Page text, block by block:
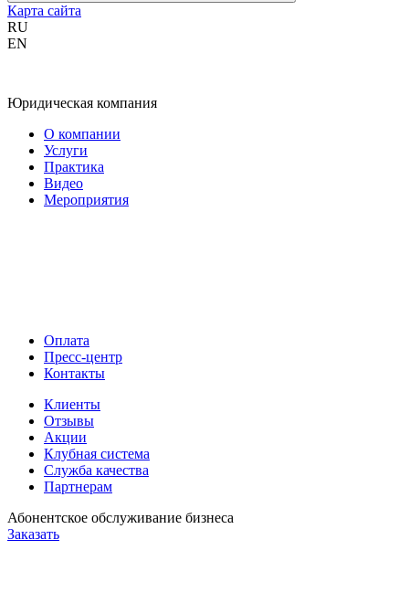
Карта сайта
RU
EN
Юридическая компания
О компании
Услуги
Практика
Видео
Мероприятия
Оплата
Пресс-центр
Контакты
Клиенты
Отзывы
Акции
Клубная система
Служба качества
Партнерам
Абонентское обслуживание бизнеса
Заказать